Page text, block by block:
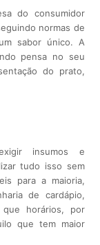
do consumidor
normas de
sabor único. A
pensa no seu
do prato,
insumos e
tudo isso sem
para a maioria,
de cardápio,
horários, por
que tem maior